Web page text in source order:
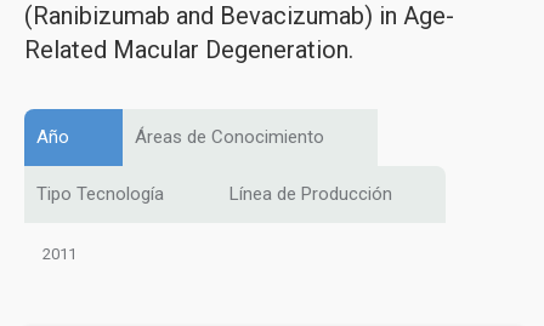
(Ranibizumab and Bevacizumab) in Age-
Related Macular Degeneration.
Año Áreas de Conocimiento
Tipo Tecnología Línea de Producción
2011